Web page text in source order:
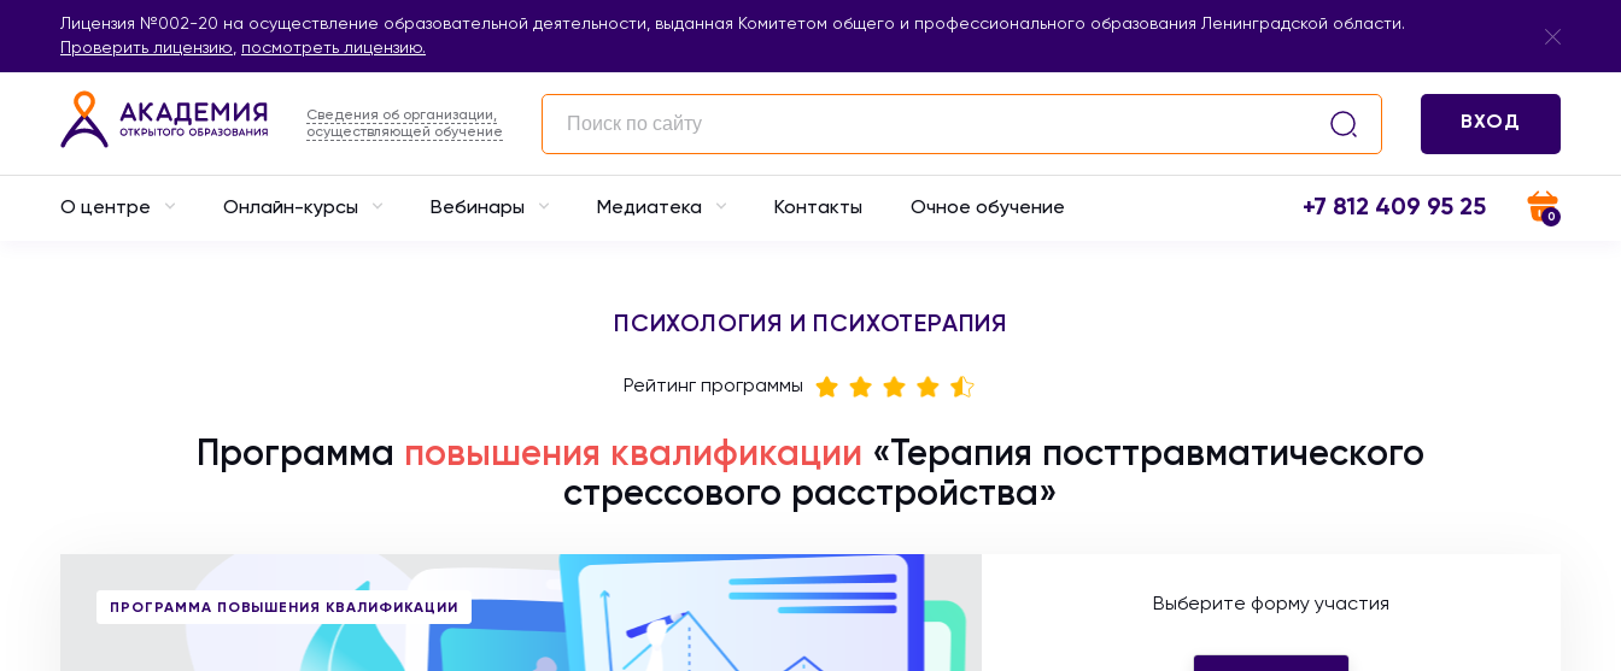
Лицензия №002-20 на осуществление образовательной деятельности, выданная Комитетом общего и профессионального образования Ленинградской области.
Проверить лицензию, посмотреть лицензию.
Сведения об организации,
осуществляющей обучение
ВХОД
О центре Онлайн-курсы Вебинары Медиатека Контакты Очное обучение +7 812 409 95 25 0
ПСИХОЛОГИЯ И ПСИХОТЕРАПИЯ
Рейтинг программы
Программа повышения квалификации «Терапия посттравматического
стрессового расстройства»
ПРОГРАММА ПОВЫШЕНИЯ КВАЛИФИКАЦИИ Выберите форму участия